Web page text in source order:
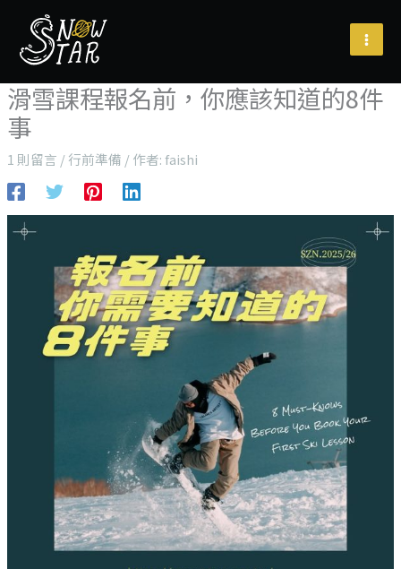
要
內
容
滑雪課程報名前，你應該知道的8件
事
1 則留言 /行前準備 / 作者:faishi